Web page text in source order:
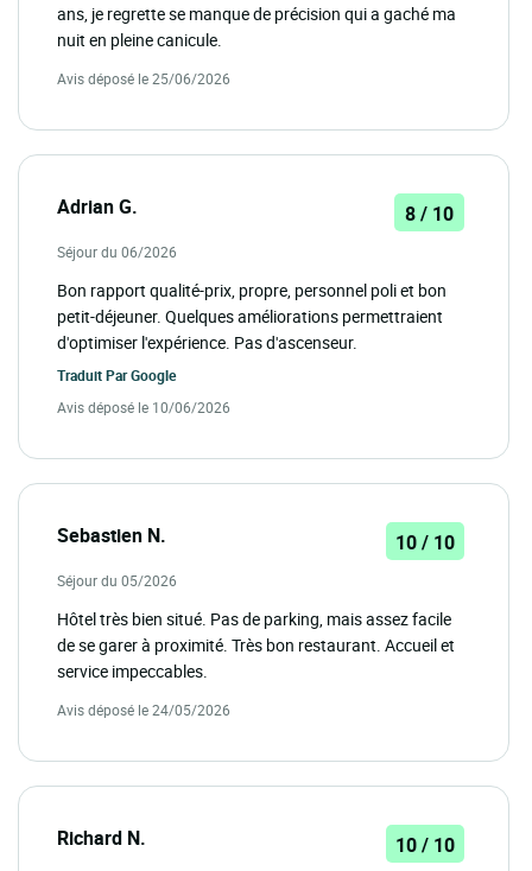
ans, je regrette se manque de précision qui a gaché ma
nuit en pleine canicule.
Avis déposé le 25/06/2026
Adrian G. 8 / 10
Séjour du 06/2026
Bon rapport qualité-prix, propre, personnel poli et bon
petit-déjeuner. Quelques améliorations permettraient
d'optimiser l'expérience. Pas d'ascenseur.
Traduit ParGoogle
Avis déposé le 10/06/2026
Sebastien N. 10 / 10
Séjour du 05/2026
Hôtel très bien situé. Pas de parking, mais assez facile
de se garer à proximité. Très bon restaurant. Accueil et
service impeccables.
Avis déposé le 24/05/2026
Richard N. 10 / 10